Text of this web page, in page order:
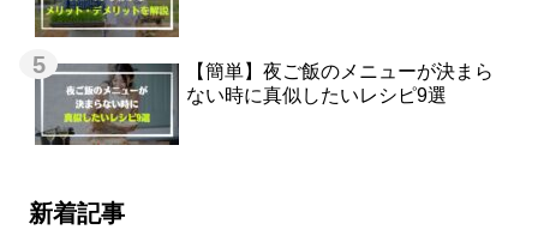
【簡単】夜ご飯のメニューが決まら
ない時に真似したいレシピ9選
新着記事